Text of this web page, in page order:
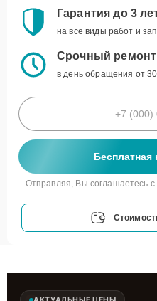
Гарантия до 3
на все виды работ и
Срочный ремонт
в день обращения от
Бесплатная
Отправляя, Вы соглашаетесь с